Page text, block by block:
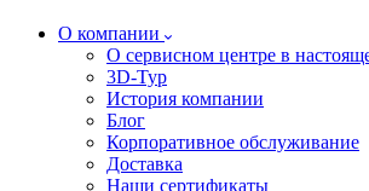
О компании
О сервисном центре в
3D-Тур
История компании
Блог
Корпоративное обслуживание
Доставка
Наши сертификаты